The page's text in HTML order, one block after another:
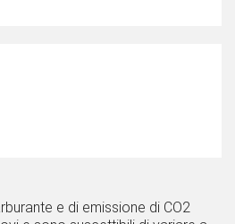
e di emissione di CO2